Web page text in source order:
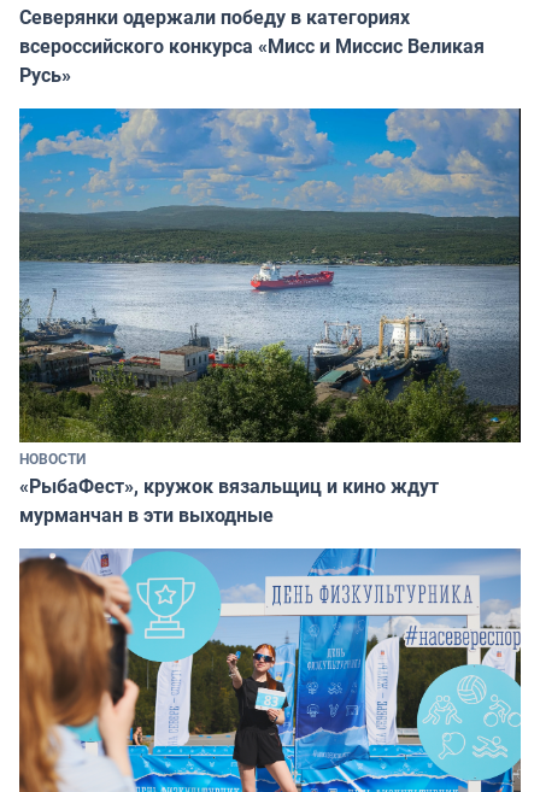
Северянки одержали победу в категориях
всероссийского конкурса «Мисс и Миссис Великая
Русь»
НОВОСТИ
«РыбаФест», кружок вязальщиц и кино ждут
мурманчан в эти выходные